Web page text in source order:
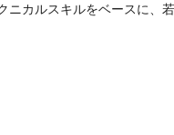
ニカルスキルをベースに、